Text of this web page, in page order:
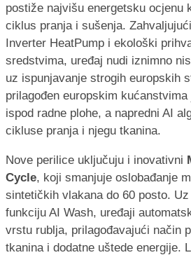
postiže najvišu energetsku ocjenu
ciklus pranja i sušenja.
Inverter HeatPump i ekološki
sredstvima, uređaj nudi iznimno
uz ispunjavanje strogih europskih
prilagođen europskim
ispod radne plohe, a napredni AI
cikluse pranja i njegu tkanina.
Nove perilice uključuju i inovativni
Cycle, koji smanjuje oslobađanje
sintetičkih vlakana do 60 posto. Uz
funkciju AI Wash, uređaji
vrstu rublja, prilagođavajući način
tkanina i dodatne uštede energije.